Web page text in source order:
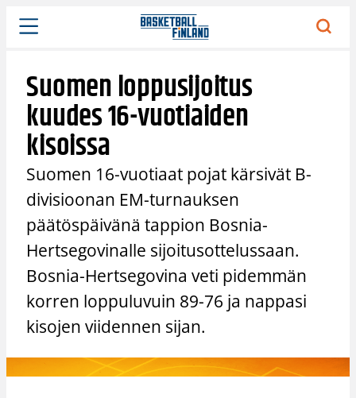
Siirry
sisältöön
Suomen loppusijoitus
kuudes 16-vuotiaiden
kisoissa
Suomen 16-vuotiaat pojat kärsivät B-
divisioonan EM-turnauksen
päätöspäivänä tappion Bosnia-
Hertsegovinalle sijoitusottelussaan.
Bosnia-Hertsegovina veti pidemmän
korren loppuluvuin 89-76 ja nappasi
kisojen viidennen sijan.